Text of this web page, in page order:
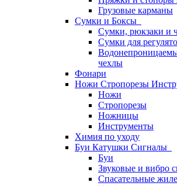
Грузовые карманы
Сумки и Боксы
Сумки, рюкзаки и
Сумки для
чехлы
Фонари
Ножи Стропорезы
Ножи
Стропорезы
Ножницы
Инструменты
Химия по уходу
Буи Катушки Сигналы
Буи
Звуковые и вибро
Спасательные